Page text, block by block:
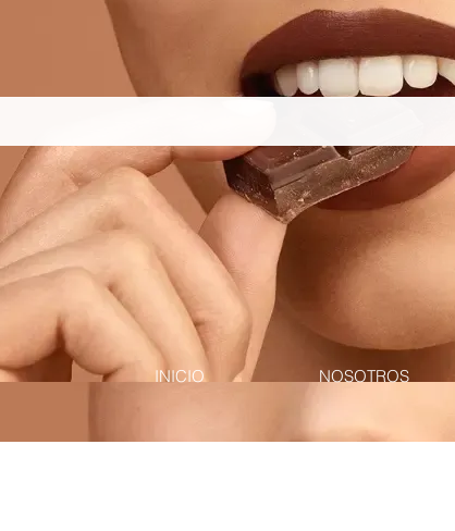
pinterest-site-verification=867dbab807973b9ac409c90f1d7cea8f
INICIO NOSOTROS